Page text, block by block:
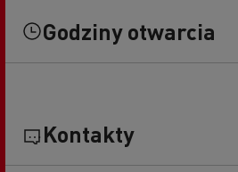
Godziny otwarcia
Kontakty